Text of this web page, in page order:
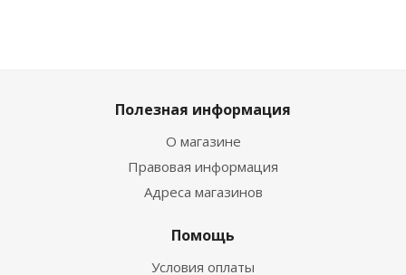
Полезная информация
О магазине
Правовая информация
Адреса магазинов
Помощь
Условия оплаты